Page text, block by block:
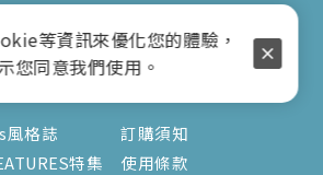
17:00pm
專置頂文 )
風格誌
特集
訂購須知
使用條款
等資訊來優化您的體驗，
您同意我們使用。